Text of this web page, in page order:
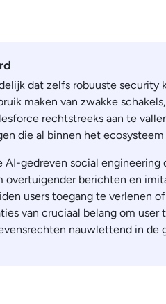
dat zelfs robuuste
maken van zwakke
rechtstreeks aan te
die al binnen het
AI-gedreven social
overtuigender berichten en
users toegang te verlenen
van cruciaal belang om
nauwlettend in de